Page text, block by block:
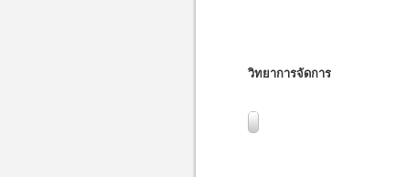
วิทยาการจัดการ